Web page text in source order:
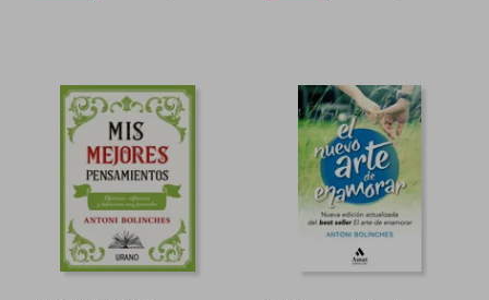
45%
dcto.
45%
dcto.